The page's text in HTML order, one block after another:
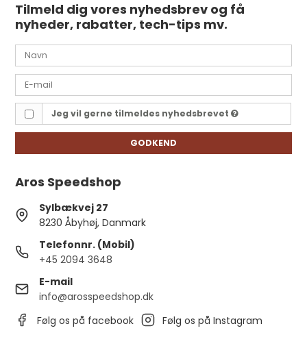
Tilmeld dig vores nyhedsbrev og få
nyheder, rabatter, tech-tips mv.
Jeg vil gerne tilmeldes nyhedsbrevet
GODKEND
Aros Speedshop
Sylbækvej 27
8230 Åbyhøj, Danmark
Telefonnr. (Mobil)
+45 2094 3648
E-mail
info@arosspeedshop.dk
Følg os på facebook
Følg os på Instagram